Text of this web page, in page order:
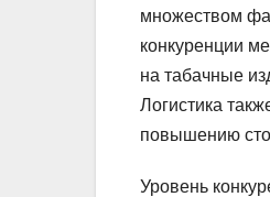
множеством
конкуренции
на табачные
Логистика
повышению
Уровень